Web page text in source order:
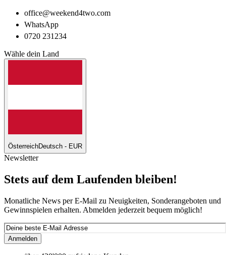
office@weekend4two.com
WhatsApp
0720 231234
Wähle dein Land
ÖsterreichDeutsch - EUR
Newsletter
Stets auf dem Laufenden bleiben!
Monatliche News per E-Mail zu Neuigkeiten, Sonderangeboten und
Gewinnspielen erhalten. Abmelden jederzeit bequem möglich!
Anmelden